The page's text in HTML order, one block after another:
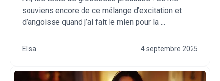
souviens encore de ce mélange d’excitation et
d’angoisse quand j’ai fait le mien pour la ...
Elisa 4 septembre 2025